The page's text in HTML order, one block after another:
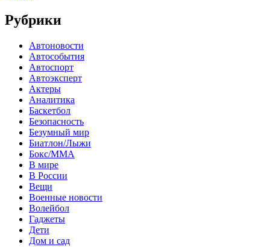
Рубрики
Автоновости
Автособытия
Автоспорт
Автоэксперт
Актеры
Аналитика
Баскетбол
Безопасность
Безумный мир
Биатлон/Лыжи
Бокс/MMA
В мире
В России
Вещи
Военные новости
Волейбол
Гаджеты
Дети
Дом и сад